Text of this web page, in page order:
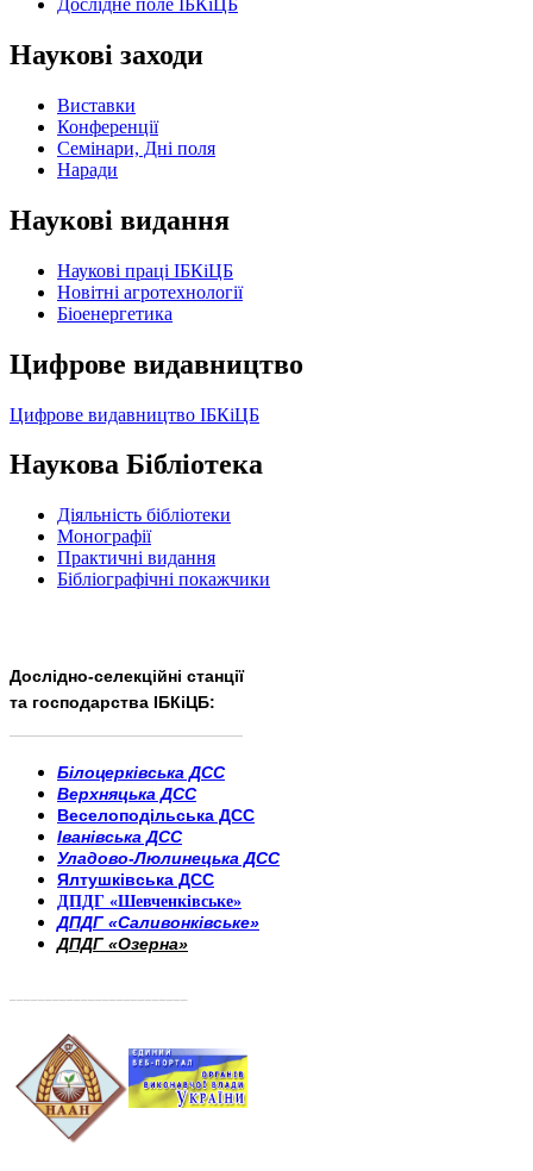
Дослідне поле ІБКіЦБ
Наукові заходи
Виставки
Конференції
Семінари, Дні поля
Наради
Наукові видання
Наукові праці ІБКіЦБ
Новітні агротехнології
Бiоенергетика
Цифрове видавництво
Цифрове видавництво ІБКіЦБ
Наукова Бібліотека
Діяльність бібліотеки
Монографії
Практичні видання
Бібліографічні покажчики
Дослідно-селекційні станції
та господарства ІБКіЦБ:
Білоцерківська ДСС
Верхняцька ДСС
Веселоподільська ДСС
Іванівська ДСС
Уладово-Люлинецька ДСС
Ялтушківська ДСС
ДПДГ «Шевченківське»
ДПДГ «Саливонківське»
ДПДГ «Озерна»